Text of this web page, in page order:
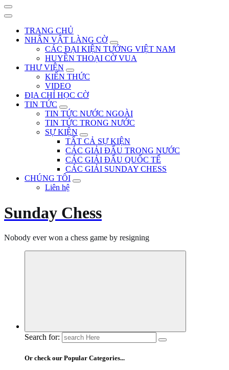
TRANG CHỦ
NHÂN VẬT LÀNG CỜ
CÁC ĐẠI KIỆN TƯỚNG VIỆT NAM
HUYỀN THOẠI CỜ VUA
THƯ VIỆN
KIẾN THỨC
VIDEO
ĐỊA CHỈ HỌC CỜ
TIN TỨC
TIN TỨC NƯỚC NGOÀI
TIN TỨC TRONG NƯỚC
SỰ KIỆN
TẤT CẢ SỰ KIỆN
CÁC GIẢI ĐẤU TRONG NƯỚC
CÁC GIẢI ĐẤU QUỐC TẾ
CÁC GIẢI SUNDAY CHESS
CHÚNG TÔI
Liên hệ
Sunday Chess
Nobody ever won a chess game by resigning
Search for:
Or check our Popular Categories...